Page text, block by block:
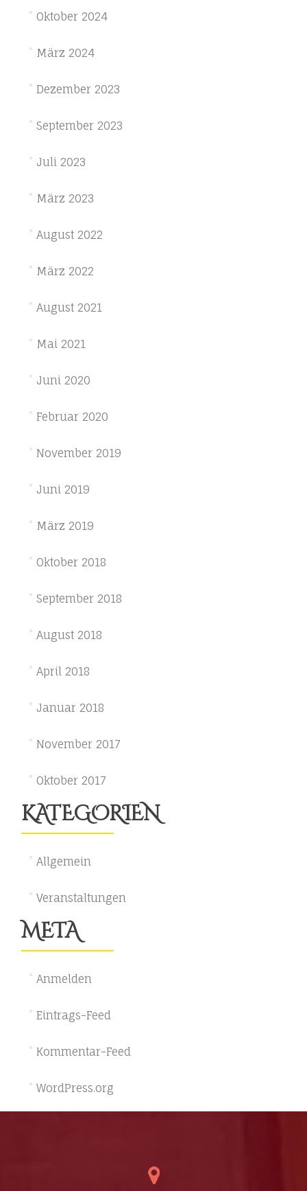
Oktober 2024
März 2024
Dezember 2023
September 2023
Juli 2023
März 2023
August 2022
März 2022
August 2021
Mai 2021
Juni 2020
Februar 2020
November 2019
Juni 2019
März 2019
Oktober 2018
September 2018
August 2018
April 2018
Januar 2018
November 2017
Oktober 2017
KATEGORIEN
Allgemein
Veranstaltungen
META
Anmelden
Eintrags-Feed
Kommentar-Feed
WordPress.org